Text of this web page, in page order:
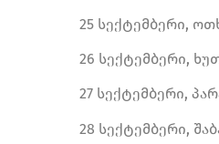
25 სექტემბერი,
26 სექტემბერი,
27 სექტემბერი,
28 სექტემბერი,